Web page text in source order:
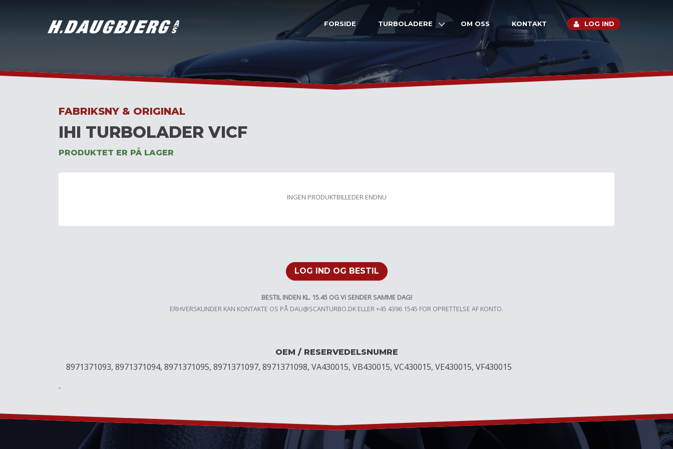
FORSIDE TURBOLADERE OM OSS KONTAKT LOG IND
FABRIKSNY & ORIGINAL
IHI TURBOLADER VICF
PRODUKTET ER PÅ LAGER
INGEN PRODUKTBILLEDER ENDNU
LOG IND OG BESTIL
BESTIL INDEN KL. 15.45 OG VI SENDER SAMME DAG!
ERHVERSKUNDER KAN KONTAKTE OS PÅ DAU@SCANTURBO.DK ELLER +45 4396 1545 FOR OPRETTELSE AF KONTO.
OEM / RESERVEDELSNUMRE
8971371093, 8971371094, 8971371095, 8971371097, 8971371098, VA430015, VB430015, VC430015, VE430015, VF430015
´